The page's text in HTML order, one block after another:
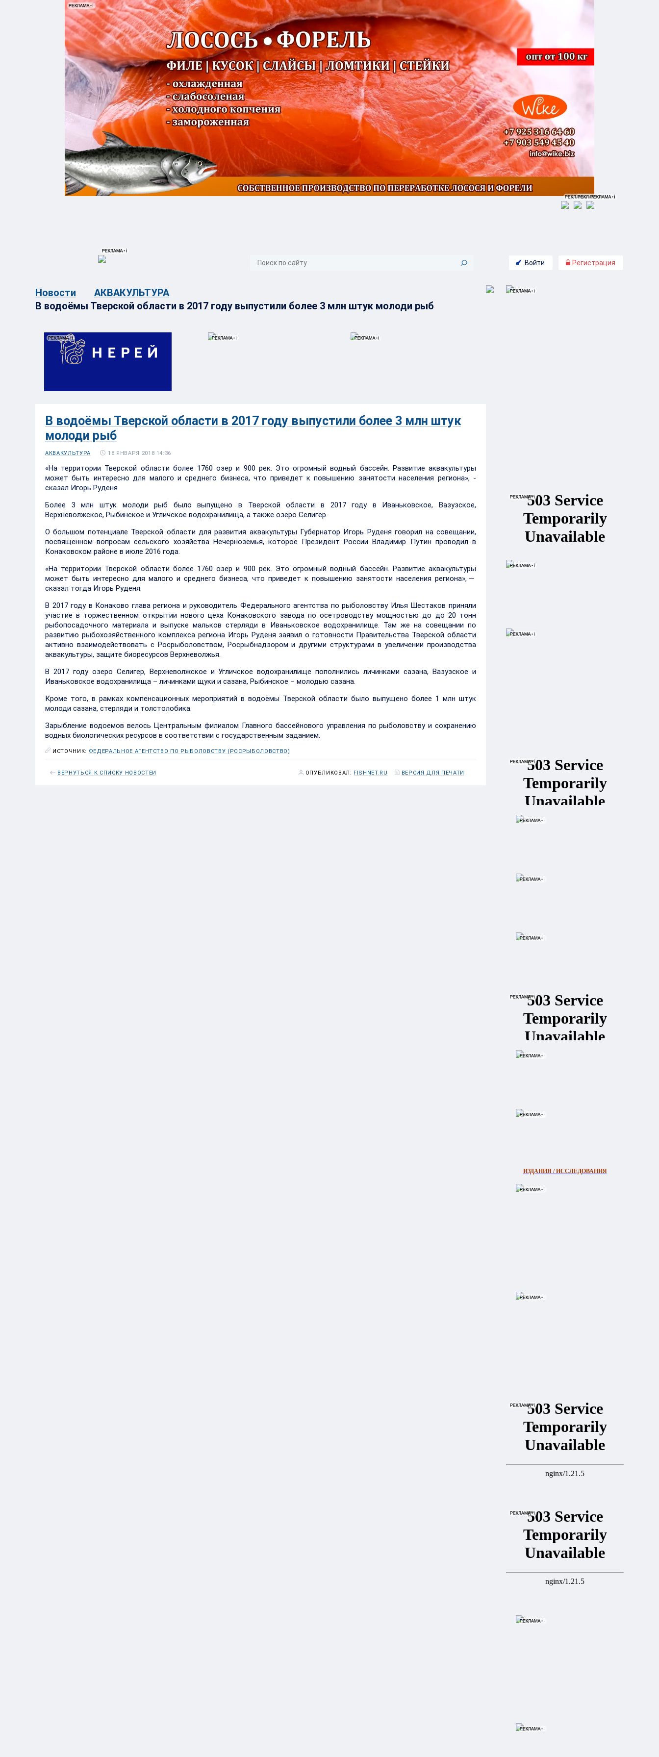
Войти Регистрация
Новости
АКВАКУЛЬТУРА
В водоёмы Тверской области в 2017 году выпустили более 3 млн штук молоди рыб
В водоёмы Тверской области в 2017 году выпустили более 3 млн штук
молоди рыб
АКВАКУЛЬТУРА 18 ЯНВАРЯ 2018 14:36
«На территории Тверской области более 1760 озер и 900 рек. Это огромный водный бассейн. Развитие аквакультуры
может быть интересно для малого и среднего бизнеса, что приведет к повышению занятости населения региона», -
сказал Игорь Руденя
Более 3 млн штук молоди рыб было выпущено в Тверской области в 2017 году в Иваньковское, Вазузское,
Верхневолжское, Рыбинское и Угличское водохранилища, а также озеро Селигер.
О большом потенциале Тверской области для развития аквакультуры Губернатор Игорь Руденя говорил на совещании,
посвященном вопросам сельского хозяйства Нечерноземья, которое Президент России Владимир Путин проводил в
Конаковском районе в июле 2016 года.
«На территории Тверской области более 1760 озер и 900 рек. Это огромный водный бассейн. Развитие аквакультуры
может быть интересно для малого и среднего бизнеса, что приведет к повышению занятости населения региона», —
сказал тогда Игорь Руденя.
В 2017 году в Конаково глава региона и руководитель Федерального агентства по рыболовству Илья Шестаков приняли
участие в торжественном открытии нового цеха Конаковского завода по осетроводству мощностью до до 20 тонн
рыбопосадочного материала и выпуске мальков стерляди в Иваньковское водохранилище. Там же на совещании по
развитию рыбохозяйственного комплекса региона Игорь Руденя заявил о готовности Правительства Тверской области
активно взаимодействовать с Росрыболовством, Росрыбнадзором и другими структурами в увеличении производства
аквакультуры, защите биоресурсов Верхневолжья.
В 2017 году озеро Селигер, Верхневолжское и Угличское водохранилище пополнились личинками сазана, Вазузское и
Иваньковское водохранилища – личинками щуки и сазана, Рыбинское – молодью сазана.
Кроме того, в рамках компенсационных мероприятий в водоёмы Тверской области было выпущено более 1 млн штук
молоди сазана, стерляди и толстолобика.
Зарыбление водоемов велось Центральным филиалом Главного бассейнового управления по рыболовству и сохранению
водных биологических ресурсов в соответствии с государственным заданием.
ИСТОЧНИК: ФЕДЕРАЛЬНОЕ АГЕНТСТВО ПО РЫБОЛОВСТВУ (РОСРЫБОЛОВСТВО)
ВЕРНУТЬСЯ К СПИСКУ НОВОСТЕЙ ОПУБЛИКОВАЛ: FISHNET.RU ВЕРСИЯ ДЛЯ ПЕЧАТИ
ИЗДАНИЯ / ИССЛЕДОВАНИЯ